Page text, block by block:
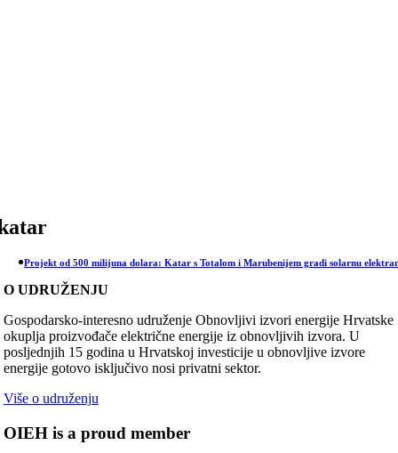
Projekt od 500 milijuna dolara: Katar s Totalom i Marubenijem gradi solarnu
O UDRUŽENJU
Gospodarsko-interesno udruženje Obnovljivi izvori energije Hrvatske
okuplja proizvođače električne energije iz obnovljivih izvora. U
posljednjih 15 godina u Hrvatskoj investicije u obnovljive izvore
energije gotovo isključivo nosi privatni sektor.
Više o udruženju
OIEH is a proud member